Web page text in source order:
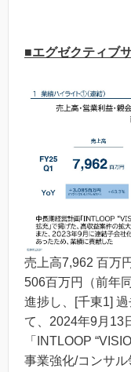
■エグゼクティブ
売上高7,962 百万
506百万円（前年
進捗し、[千東1]
て、2024年9月13
「INTLOOP
事業強化/コンサ